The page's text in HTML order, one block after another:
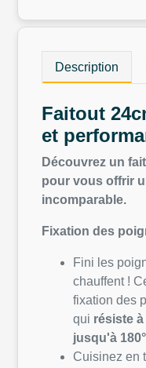
Description
Faitout
et
Découvrez un
pour vous offrir
incomparable.
Fixation des
Fini les
chauffent !
fixation des
qui résiste
jusqu'à
Cuisinez en